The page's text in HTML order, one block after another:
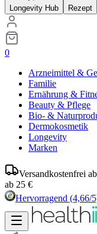
Longevity Hub Rezept
0
Arzneimittel &
Familie
Ernährung &
Beauty & Pflege
Bio- &
Dermokosmetik
Longevity
Marken
Versandkostenfrei
ab 25 €
Hervorragend (4,66/